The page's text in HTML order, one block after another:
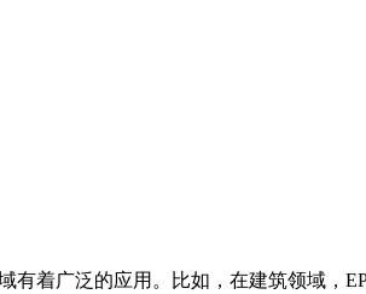
着广泛的应用。比如，在建筑领域，